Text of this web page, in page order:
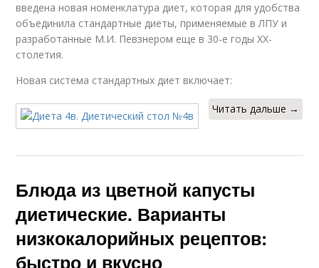
введена новая номенклатура диет, которая для удобства
объединила стандартные диеты, применяемые в ЛПУ и
разработанные М.И. Певзнером еще в 30-е годы XX-
столетия.
Новая система стандартных диет включает:
Читать дальше →
Блюда из цветной капусты
диетические. Варианты
низкокалорийных рецептов:
быстро и вкусно